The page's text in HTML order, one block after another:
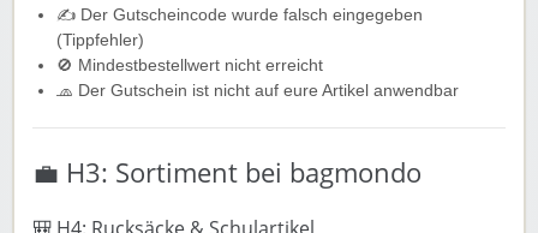
✍️ Der Gutscheincode wurde falsch eingegeben
(Tippfehler)
🚫 Mindestbestellwert nicht erreicht
🧢 Der Gutschein ist nicht auf eure Artikel anwendbar
💼 H3: Sortiment bei bagmondo
🎒 H4: Rucksäcke & Schulartikel